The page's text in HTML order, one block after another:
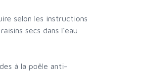
selon les instructions
secs dans l'eau
à la poêle anti-